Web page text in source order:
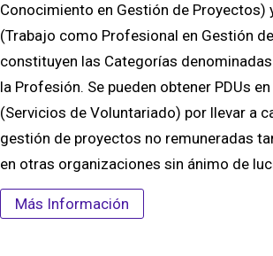
Conocimiento en Gestión de Proyectos)
(Trabajo como Profesional en Gestión
constituyen las Categorías
la Profesión. Se pueden obtener PDUs
(Servicios de Voluntariado) por llevar a
gestión de proyectos no remuneradas
en otras organizaciones sin ánimo de
Más Información